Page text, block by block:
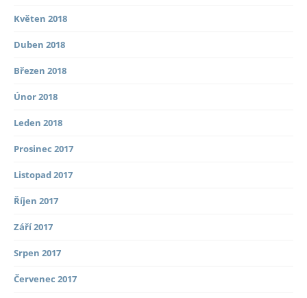
Květen 2018
Duben 2018
Březen 2018
Únor 2018
Leden 2018
Prosinec 2017
Listopad 2017
Říjen 2017
Září 2017
Srpen 2017
Červenec 2017